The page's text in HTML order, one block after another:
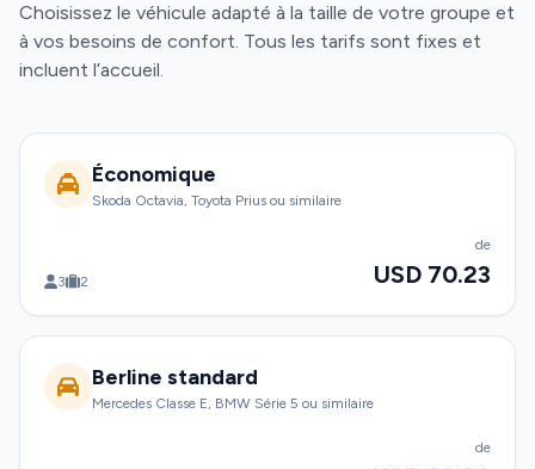
Choisissez le véhicule adapté à la taille de votre groupe et
à vos besoins de confort. Tous les tarifs sont fixes et
incluent l’accueil.
Économique
Skoda Octavia, Toyota Prius ou similaire
3 2
de
USD 70.23
Berline standard
Mercedes Classe E, BMW Série 5 ou similaire
de